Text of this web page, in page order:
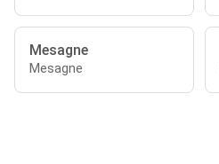
Mesagne
Mesagne